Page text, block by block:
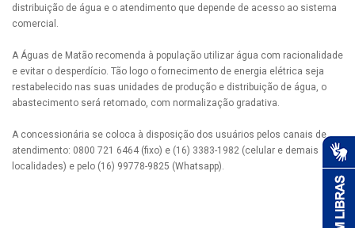
distribuição de água e o atendimento que depende de acesso ao sistema
comercial.
A Águas de Matão recomenda à população utilizar água com racionalidade
e evitar o desperdício. Tão logo o fornecimento de energia elétrica seja
restabelecido nas suas unidades de produção e distribuição de água, o
abastecimento será retomado, com normalização gradativa.
A concessionária se coloca à disposição dos usuários pelos canais de
atendimento: 0800 721 6464 (fixo) e (16) 3383-1982 (celular e demais
localidades) e pelo (16) 99778-9825 (Whatsapp).